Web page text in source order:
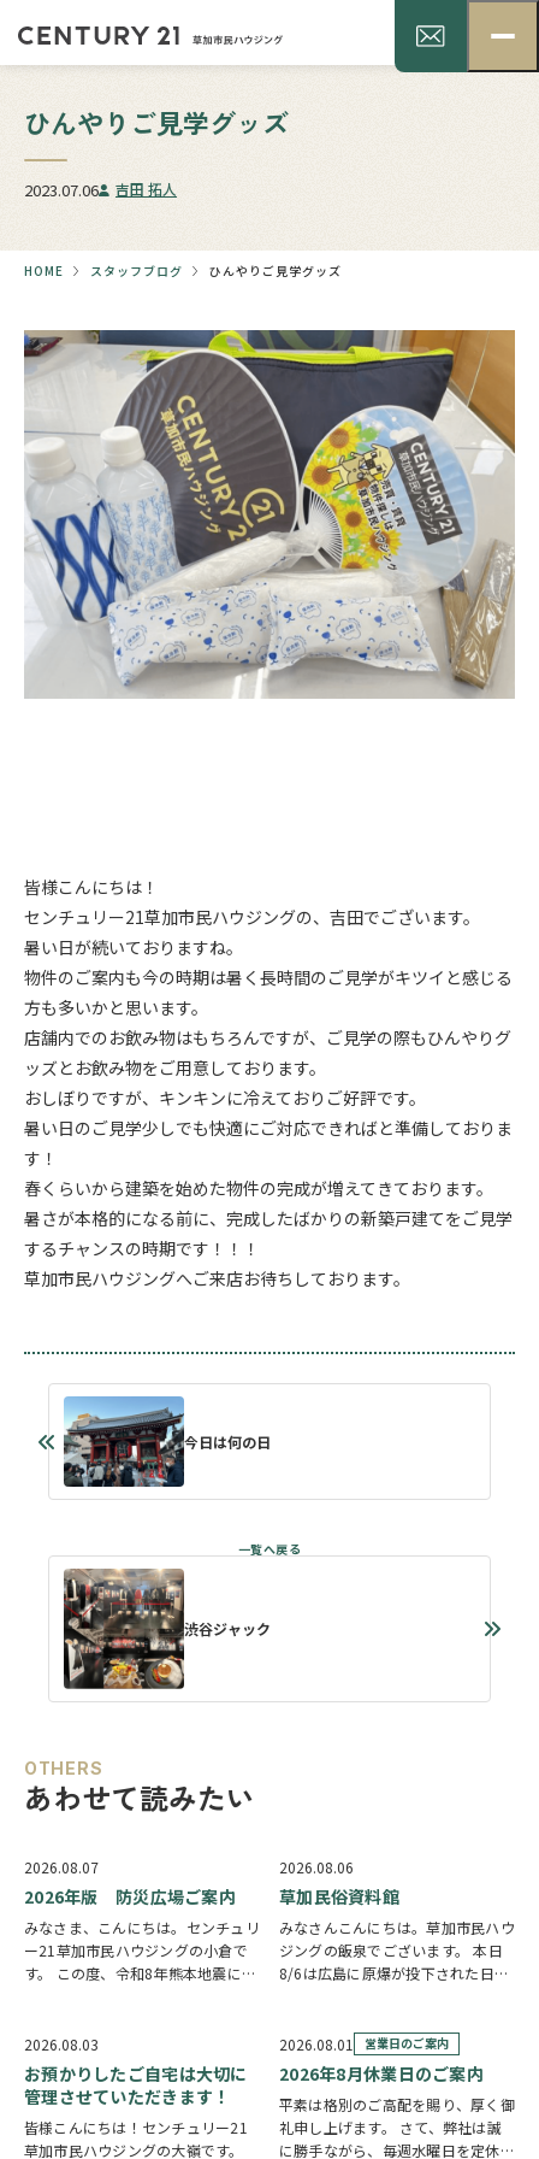
ひんやりご見学グッズ
2023.07.06 吉田 拓人
HOME スタッフブログ ひんやりご見学グッズ
皆様こんにちは！
センチュリー21草加市民ハウジングの、吉田でございます。
暑い日が続いておりますね。
物件のご案内も今の時期は暑く長時間のご見学がキツイと感じる
方も多いかと思います。
店舗内でのお飲み物はもちろんですが、ご見学の際もひんやりグ
ッズとお飲み物をご用意しております。
おしぼりですが、キンキンに冷えておりご好評です。
暑い日のご見学少しでも快適にご対応できればと準備しておりま
す！
春くらいから建築を始めた物件の完成が増えてきております。
暑さが本格的になる前に、完成したばかりの新築戸建てをご見学
するチャンスの時期です！！！
草加市民ハウジングへご来店お待ちしております。
今日は何の日
渋谷ジャック
OTHERS
あわせて読みたい
2026.08.07
2026年版 防災広場ご案内
みなさま、こんにちは。センチュリ
ー21草加市民ハウジングの小倉で
す。 この度、令和8年熊本地震によ
多い国です。草加市においても、他
人事ではなく、日頃から少しでも、
防災意識を高め…
2026.08.06
草加民俗資料館
みなさんこんにちは。草加市民ハウ
ジングの飯泉でございます。 本日
8/6は広島に原爆が投下された日に
もあります。 草加でも谷塚町、新
田などで空襲があったと言い伝えが
あります。草加…
2026.08.03
お預かりしたご自宅は大切に
管理させていただきます！
皆様こんにちは！センチュリー21
草加市民ハウジングの大嶺です。
2026.08.01 営業日のご案内
2026年8月休業日のご案内
平素は格別のご高配を賜り、厚く御
礼申し上げます。 さて、弊社は誠
に勝手ながら、毎週水曜日を定休日